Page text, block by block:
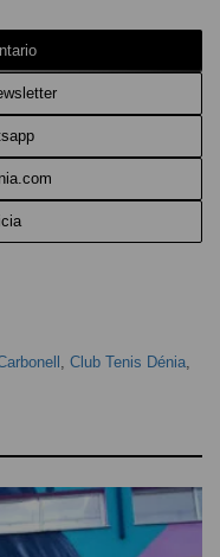
, Club Tenis Dénia,